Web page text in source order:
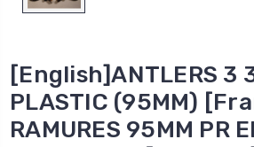
[English]ANTLERS 3
PLASTIC (95MM)
RAMURES 95MM PR